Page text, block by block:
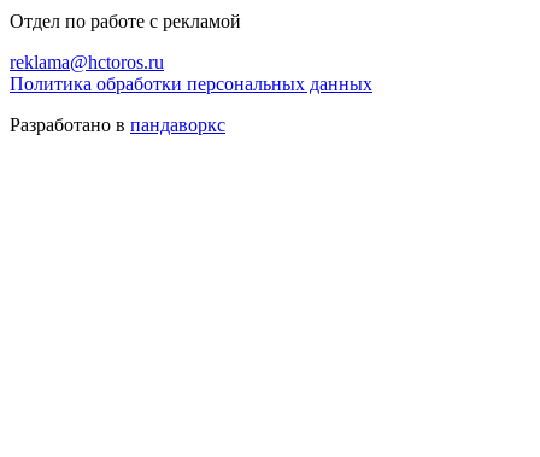
Отдел по работе с рекламой
reklama@hctoros.ru
Политика обработки персональных данных
Разработано в пандаворкс